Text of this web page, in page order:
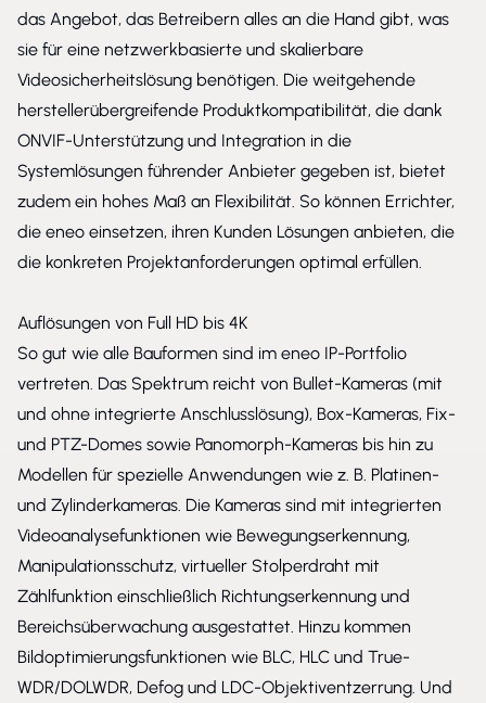
das Angebot, das Betreibern alles an die Hand gibt, was
sie für eine netzwerkbasierte und skalierbare
Videosicherheitslösung benötigen. Die weitgehende
herstellerübergreifende Produktkompatibilität, die dank
ONVIF-Unterstützung und Integration in die
Systemlösungen führender Anbieter gegeben ist, bietet
zudem ein hohes Maß an Flexibilität. So können Errichter,
die eneo einsetzen, ihren Kunden Lösungen anbieten, die
die konkreten Projektanforderungen optimal erfüllen.
Auflösungen von Full HD bis 4K
So gut wie alle Bauformen sind im eneo IP-Portfolio
vertreten. Das Spektrum reicht von Bullet-Kameras (mit
und ohne integrierte Anschlusslösung), Box-Kameras, Fix-
und PTZ-Domes sowie Panomorph-Kameras bis hin zu
Modellen für spezielle Anwendungen wie z. B. Platinen-
und Zylinderkameras. Die Kameras sind mit integrierten
Videoanalysefunktionen wie Bewegungserkennung,
Manipulationsschutz, virtueller Stolperdraht mit
Zählfunktion einschließlich Richtungserkennung und
Bereichsüberwachung ausgestattet. Hinzu kommen
Bildoptimierungsfunktionen wie BLC, HLC und True-
WDR/DOLWDR, Defog und LDC-Objektiventzerrung. Und